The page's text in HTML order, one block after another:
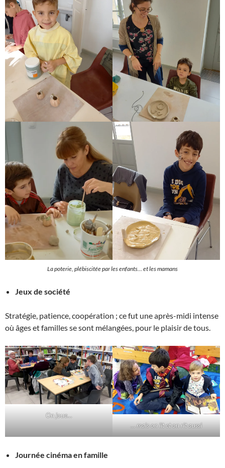
La poterie, plébiscitée par les enfants… et les mamans
Jeux de société
Stratégie, patience, coopération ; ce fut une après-midi intense
où âges et familles se sont mélangées, pour le plaisir de tous.
On joue…
… mais on lit et on rit aussi
Journée cinéma en famille